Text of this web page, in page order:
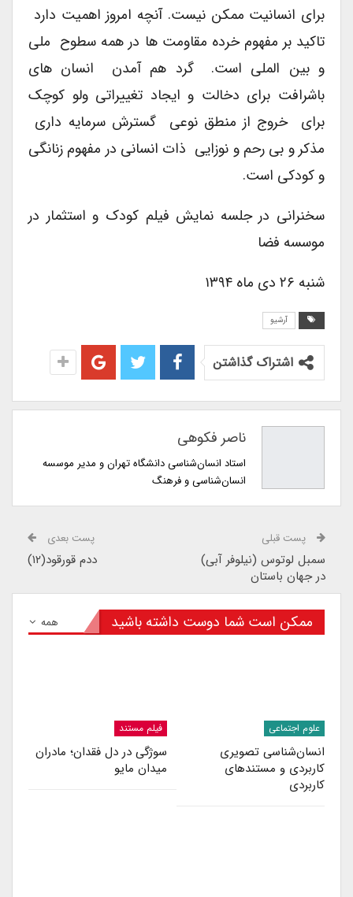
برای انسانیت ممکن نیست. آنچه امروز اهمیت دارد
تاکید بر مفهوم خرده مقاومت ها در همه سطوح ملی
و بین الملی است. گرد هم آمدن انسان های
باشرافت برای دخالت و ایجاد تغییراتی ولو کوچک
برای خروج از منطق نوعی گسترش سرمایه داری
مذکر و بی رحم و نوزایی ذات انسانی در مفهوم زنانگی
و کودکی است.
سخنرانی در جلسه نمایش فیلم کودک و استثمار در
موسسه فضا
شنبه ۲۶ دی ماه ۱۳۹۴
آرشیو
اشتراک گذاشتن
ناصر فکوهی
استاد انسان‌شناسی دانشگاه تهران و مدیر موسسه
انسان‌شناسی و فرهنگ
پست قبلی
سمبل لوتوس (نیلوفر آبی)
در جهان باستان
پست بعدی
ددم قورقود(۱۲)
همه ممکن است شما دوست داشته باشید
علوم اجتماعی
انسا‌ن‌شناسی تصویری
کاربردی و مستندهای
کاربردی
فیلم مستند
سوژگی در دل فقدان؛ مادران
میدان مایو